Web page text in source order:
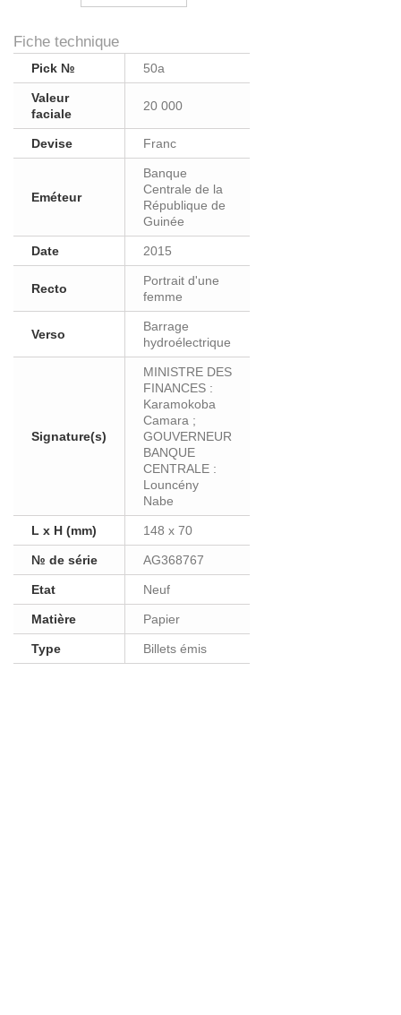
Fiche technique
Pick № 50a
Valeur
faciale
20 000
Devise Franc
Eméteur
Banque
Centrale de la
République de
Guinée
Date 2015
Recto
Portrait d'une
femme
Verso
Barrage
hydroélectrique
Signature(s)
MINISTRE DES
FINANCES :
Karamokoba
Camara ;
GOUVERNEUR
BANQUE
CENTRALE :
Louncény
Nabe
L x H (mm) 148 x 70
№ de série AG368767
Etat Neuf
Matière Papier
Type Billets émis